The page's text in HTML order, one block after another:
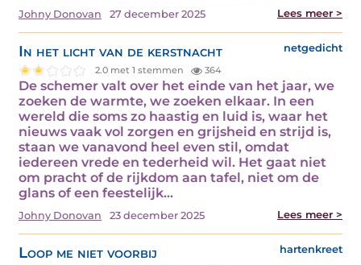
Johny Donovan 27 december 2025 Lees meer >
In het licht van de kerstnacht netgedicht
2.0 met 1 stemmen 364
De schemer valt over het einde van het jaar, we
zoeken de warmte, we zoeken elkaar. In een
wereld die soms zo haastig en luid is, waar het
nieuws vaak vol zorgen en grijsheid en strijd is,
staan we vanavond heel even stil, omdat
iedereen vrede en tederheid wil. Het gaat niet
om pracht of de rijkdom aan tafel, niet om de
glans of een feestelijk…
Johny Donovan 23 december 2025 Lees meer >
Loop me niet voorbij hartenkreet